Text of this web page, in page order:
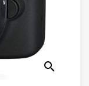
search